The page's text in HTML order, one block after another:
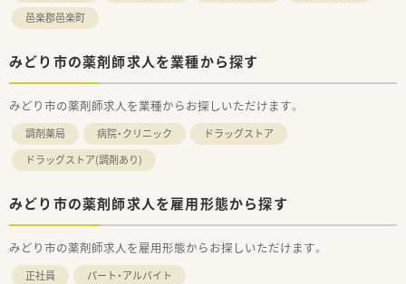
邑楽郡邑楽町
みどり市の薬剤師求人を業種から探す
みどり市の薬剤師求人を業種からお探しいただけます。
調剤薬局 病院・クリニック
ドラッグストア
ドラッグストア(調剤あり)
みどり市の薬剤師求人を雇用形態から探す
みどり市の薬剤師求人を雇用形態からお探しいただけます。
正社員 パート・アルバイト